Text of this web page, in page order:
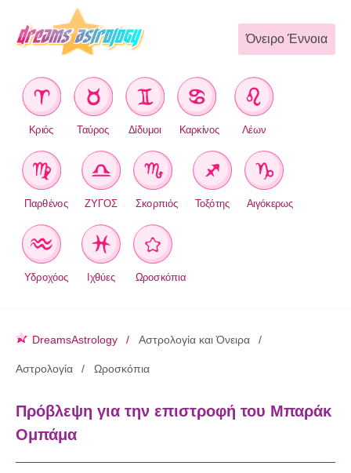
Όνειρο Έννοια
Κριός Ταύρος Δίδυμοι Καρκίνος Λέων
Παρθένος ΖΥΓΟΣ Σκορπιός Τοξότης Αιγόκερως
Υδροχόος Ιχθύες Ωροσκόπια
DreamsAstrology Αστρολογία και Όνειρα
Αστρολογία Ωροσκόπια
Πρόβλεψη για την επιστροφή του Μπαράκ
Ομπάμα